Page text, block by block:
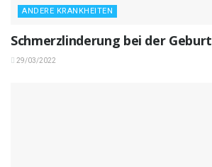
ANDERE KRANKHEITEN
Schmerzlinderung bei der Geburt
29/03/2022